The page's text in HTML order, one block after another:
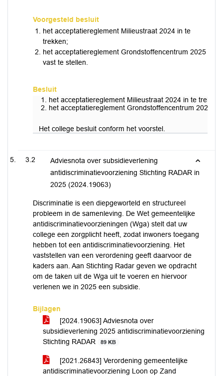
Voorgesteld besluit
het acceptatiereglement Milieustraat 2024 in te
trekken;
het acceptatiereglement Grondstoffencentrum 2025
vast te stellen.
Besluit
het acceptatiereglement Milieustraat 2024 in te
het acceptatiereglement Grondstoffencentrum 2025
Het college besluit conform het voorstel.
3.2
Adviesnota over subsidieverlening
antidiscriminatievoorziening Stichting RADAR in
2025 (2024.19063)
Discriminatie is een diepgeworteld en structureel
probleem in de samenleving. De Wet gemeentelijke
antidiscriminatievoorzieningen (Wga) stelt dat uw
college een zorgplicht heeft, zodat inwoners toegang
hebben tot een antidiscriminatievoorziening. Het
vaststellen van een verordening geeft daarvoor de
kaders aan. Aan Stichting Radar geven we opdracht
om de taken uit de Wga uit te voeren en hiervoor
verlenen we in 2025 een subsidie.
Bijlagen
[2024.19063] Adviesnota over
subsidieverlening 2025 antidiscriminatievoorziening
Stichting RADAR
89 KB
[2021.26843] Verordening gemeentelijke
antidiscriminatievoorziening Loon op Zand